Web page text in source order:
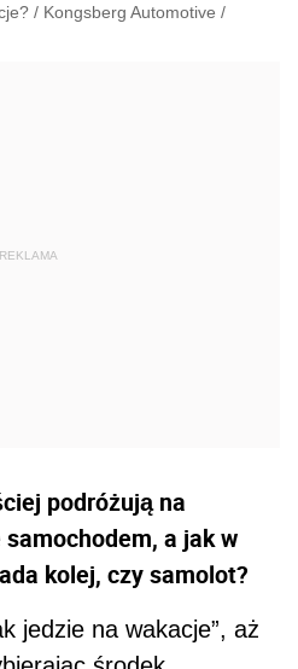
/ Kongsberg Automotive /
podróżują na
a jak w
kolej, czy samolot?
jedzie na wakacje”, aż